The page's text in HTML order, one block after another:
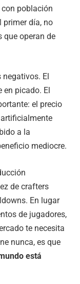
población
primer día, no
que operan de
El
en picado. El
el precio
a la
mediocre.
de crafters
En lugar
de jugadores,
te necesita
nunca, es que
está